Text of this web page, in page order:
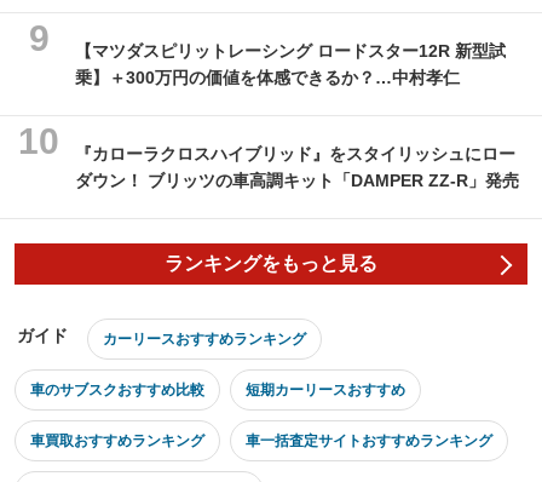
【マツダスピリットレーシング ロードスター12R 新型試
乗】＋300万円の価値を体感できるか？…中村孝仁
『カローラクロスハイブリッド』をスタイリッシュにロー
ダウン！ ブリッツの車高調キット「DAMPER ZZ-R」発売
ランキングをもっと見る
ガイド カーリースおすすめランキング
車のサブスクおすすめ比較 短期カーリースおすすめ
車買取おすすめランキング 車一括査定サイトおすすめランキング